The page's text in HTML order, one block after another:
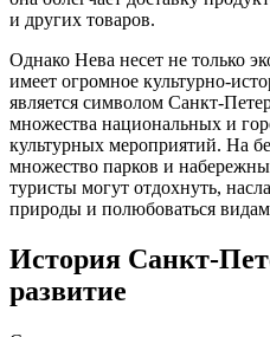
и других товаров.
Однако Нева несет не только
имеет огромное культурно-
является символом Санкт-
множества национальных и
культурных мероприятий. На
множество парков и
туристы могут отдохнуть,
природы и полюбоваться
История Санкт-
развитие